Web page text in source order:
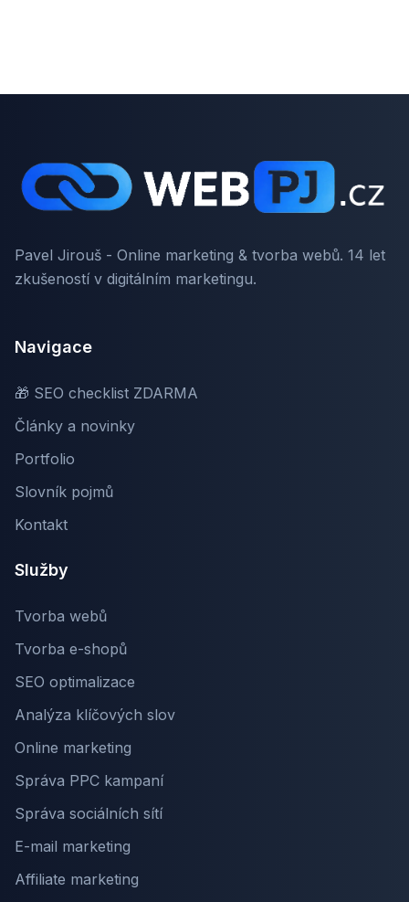
Pavel Jirouš - Online marketing & tvorba webů. 14 let
zkušeností v digitálním marketingu.
Navigace
🎁 SEO checklist ZDARMA
Články a novinky
Portfolio
Slovník pojmů
Kontakt
Služby
Tvorba webů
Tvorba e-shopů
SEO optimalizace
Analýza klíčových slov
Online marketing
Správa PPC kampaní
Správa sociálních sítí
E-mail marketing
Affiliate marketing